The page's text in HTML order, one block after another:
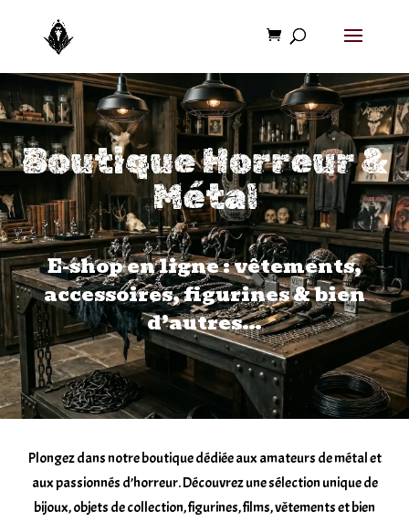
Boutique Horreur &
Métal
E-shop en ligne : vêtements,
accessoires, figurines & bien
d’autres…
Plongez dans notre boutique dédiée aux amateurs de métal et
aux passionnés d’horreur. Découvrez une sélection unique de
bijoux, objets de collection, figurines, films, vêtements et bien